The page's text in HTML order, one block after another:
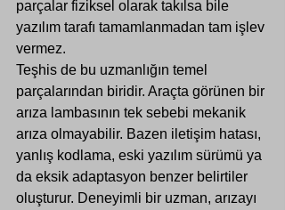
parçalar fiziksel olarak takılsa bile
yazılım tarafı tamamlanmadan tam işlev
vermez.
Teşhis de bu uzmanlığın temel
parçalarından biridir. Araçta görünen bir
arıza lambasının tek sebebi mekanik
arıza olmayabilir. Bazen iletişim hatası,
yanlış kodlama, eski yazılım sürümü ya
da eksik adaptasyon benzer belirtiler
oluşturur. Deneyimli bir uzman, arızayı